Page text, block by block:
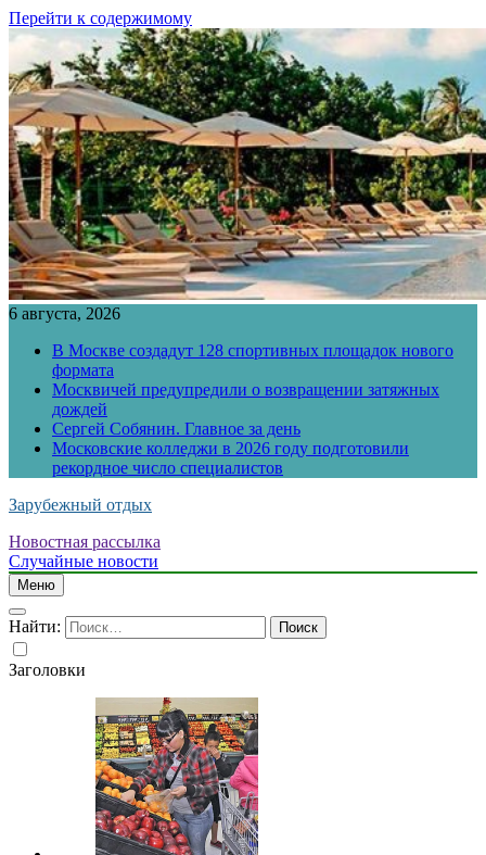
Перейти к содержимому
6 августа, 2026
В Москве создадут 128 спортивных площадок нового
формата
Москвичей предупредили о возвращении затяжных
дождей
Сергей Собянин. Главное за день
Московские колледжи в 2026 году подготовили
рекордное число специалистов
Зарубежный отдых
Новостная рассылка
Случайные новости
Меню
Найти:
Заголовки